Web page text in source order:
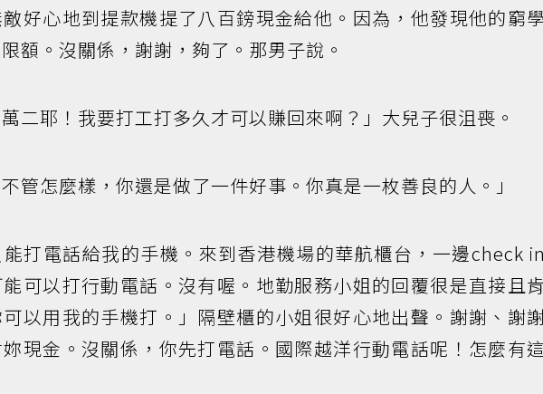
好心地到提款機提了八百鎊現金給他。因為，他發現他的窮
額。沒關係，謝謝，夠了。那男子說。
萬二耶！我要打工打多久才可以賺回來啊？」大兒子很沮喪。
不管怎麼樣，你還是做了一件好事。你真是一枚善良的人。」
打電話給我的手機。來到香港機場的華航櫃台，一邊check
可以打行動電話。沒有喔。地勤服務小姐的回覆很是直接且
可以用我的手機打。」隔壁櫃的小姐很好心地出聲。謝謝、謝
現金。沒關係，你先打電話。國際越洋行動電話呢！怎麼有